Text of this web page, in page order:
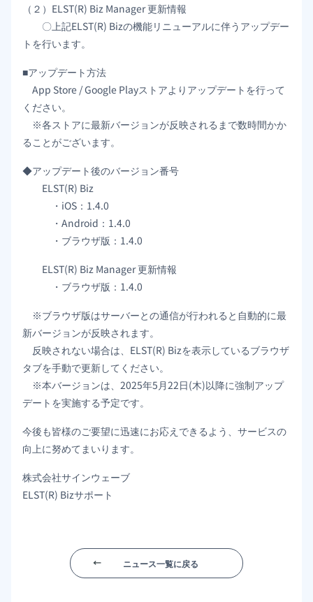
（２）ELST(R) Biz Manager 更新情報
〇上記ELST(R) Bizの機能リニューアルに伴うアップデー
トを行います。
■アップデート方法
App Store / Google Playストアよりアップデートを行って
ください。
※各ストアに最新バージョンが反映されるまで数時間かか
ることがございます。
◆アップデート後のバージョン番号
ELST(R) Biz
・iOS：1.4.0
・Android：1.4.0
・ブラウザ版：1.4.0
ELST(R) Biz Manager 更新情報
・ブラウザ版：1.4.0
※ブラウザ版はサーバーとの通信が行われると自動的に最
新バージョンが反映されます。
反映されない場合は、ELST(R) Bizを表示しているブラウザ
タブを手動で更新してください。
※本バージョンは、2025年5月22日(木)以降に強制アップ
デートを実施する予定です。
今後も皆様のご要望に迅速にお応えできるよう、サービスの
向上に努めてまいります。
株式会社サインウェーブ
ELST(R) Bizサポート
ニュース一覧に戻る